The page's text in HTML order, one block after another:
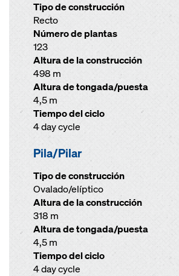
Tipo de construcción
Recto
Número de plantas
123
Altura de la construcción
498 m
Altura de tongada/puesta
4,5 m
Tiempo del ciclo
4 day cycle
Pila/Pilar
Tipo de construcción
Ovalado/elíptico
Altura de la construcción
318 m
Altura de tongada/puesta
4,5 m
Tiempo del ciclo
4 day cycle